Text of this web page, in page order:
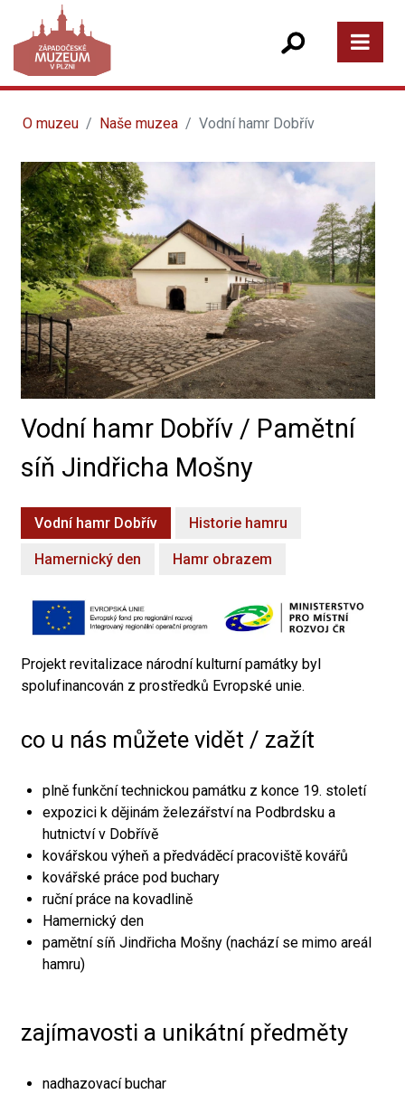
O muzeu Naše muzea Vodní hamr Dobřív
Vodní hamr Dobřív / Pamětní
síň Jindřicha Mošny
Vodní hamr Dobřív Historie hamru
Hamernický den Hamr obrazem
Projekt revitalizace národní kulturní památky byl
spolufinancován z prostředků Evropské unie.
co u nás můžete vidět / zažít
plně funkční technickou památku z konce 19. století
expozici k dějinám železářství na Podbrdsku a
hutnictví v Dobřívě
kovářskou výheň a předváděcí pracoviště kovářů
kovářské práce pod buchary
ruční práce na kovadlině
Hamernický den
pamětní síň Jindřicha Mošny (nachází se mimo areál
hamru)
zajímavosti a unikátní předměty
nadhazovací buchar